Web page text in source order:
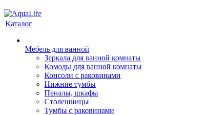
Каталог
Мебель для ванной
Зеркала для ванной комнаты
Комоды для ванной комнаты
Консоли с раковинами
Нижние тумбы
Пеналы, шкафы
Столешницы
Тумбы с раковинами